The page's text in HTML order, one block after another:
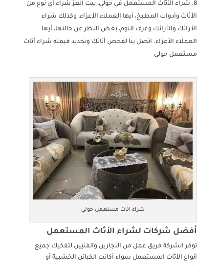
شراء الأثاث المستعمل في حولي، بيت العز شراء أي نوع من
الأثاث وأدوات المطبخ، أيها العملاء الأعزاء، وكذلك شراء
الأرائك والأرائك وغرف النوم، بغض النظر عن حالتها، أيها
العملاء الأعزاء. اتصل بنا لفحص أثاثك وتحديد قيمته شراء أثاث
مستعمل حولي
شراء اثاث مستعمل حولي
أفضل شركات لشراء الأثاث المستعمل
توفر الشركة فريق عمل من النجارين والفنيين لتفكيك جميع
أنواع الأثاث المستعمل سواء أكانت الكبائن الخشبية أو